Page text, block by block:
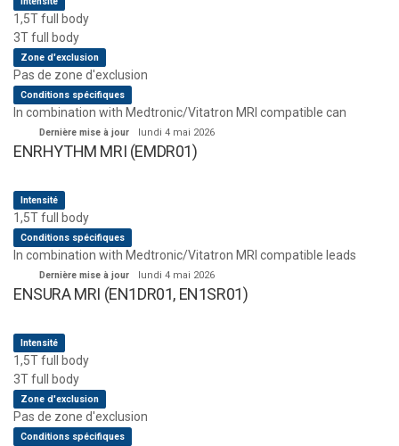
1,5T full body
3T full body
Zone d'exclusion
Pas de zone d'exclusion
Conditions spécifiques
In combination with Medtronic/Vitatron MRI compatible can
Dernière mise à jour lundi 4 mai 2026
ENRHYTHM MRI (EMDR01)
Intensité
1,5T full body
Conditions spécifiques
In combination with Medtronic/Vitatron MRI compatible leads
Dernière mise à jour lundi 4 mai 2026
ENSURA MRI (EN1DR01, EN1SR01)
Intensité
1,5T full body
3T full body
Zone d'exclusion
Pas de zone d'exclusion
Conditions spécifiques